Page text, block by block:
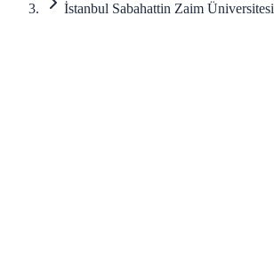
İstanbul Sabahattin Zaim Üniversitesi